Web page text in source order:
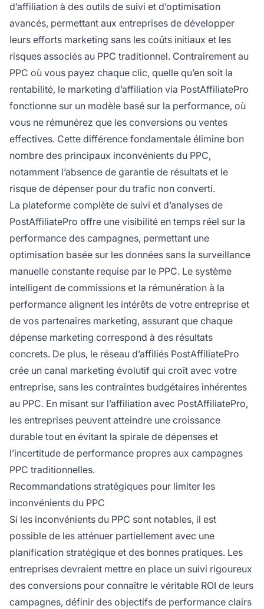
d’affiliation à des outils de suivi et d’optimisation
avancés, permettant aux entreprises de développer
leurs efforts marketing sans les coûts initiaux et les
risques associés au PPC traditionnel. Contrairement au
PPC où vous payez chaque clic, quelle qu’en soit la
rentabilité, le marketing d’affiliation via PostAffiliatePro
fonctionne sur un modèle basé sur la performance, où
vous ne rémunérez que les conversions ou ventes
effectives. Cette différence fondamentale élimine bon
nombre des principaux inconvénients du PPC,
notamment l’absence de garantie de résultats et le
risque de dépenser pour du trafic non converti.
La plateforme complète de suivi et d’analyses de
PostAffiliatePro offre une visibilité en temps réel sur la
performance des campagnes, permettant une
optimisation basée sur les données sans la surveillance
manuelle constante requise par le PPC. Le système
intelligent de commissions et la rémunération à la
performance alignent les intérêts de votre entreprise et
de vos partenaires marketing, assurant que chaque
dépense marketing correspond à des résultats
concrets. De plus, le réseau d’affiliés PostAffiliatePro
crée un canal marketing évolutif qui croît avec votre
entreprise, sans les contraintes budgétaires inhérentes
au PPC. En misant sur l’affiliation avec PostAffiliatePro,
les entreprises peuvent atteindre une croissance
durable tout en évitant la spirale de dépenses et
l’incertitude de performance propres aux campagnes
PPC traditionnelles.
Recommandations stratégiques pour limiter les
inconvénients du PPC
Si les inconvénients du PPC sont notables, il est
possible de les atténuer partiellement avec une
planification stratégique et des bonnes pratiques. Les
entreprises devraient mettre en place un suivi rigoureux
des conversions pour connaître le véritable ROI de leurs
campagnes, définir des objectifs de performance clairs